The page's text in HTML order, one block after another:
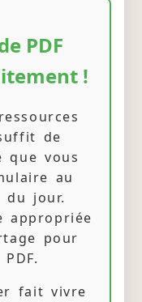
PDF
!
de
que vous
au
du jour.
appropriée
pour
fait vivre